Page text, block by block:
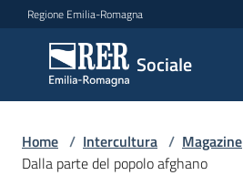
Vai al contenuto
Vai alla navigazione
Vai al footer
Regione Emilia-Romagna
Sociale
Sociale
Argomenti
Home / Intercultura / Magazine
Dalla parte del popolo afghano